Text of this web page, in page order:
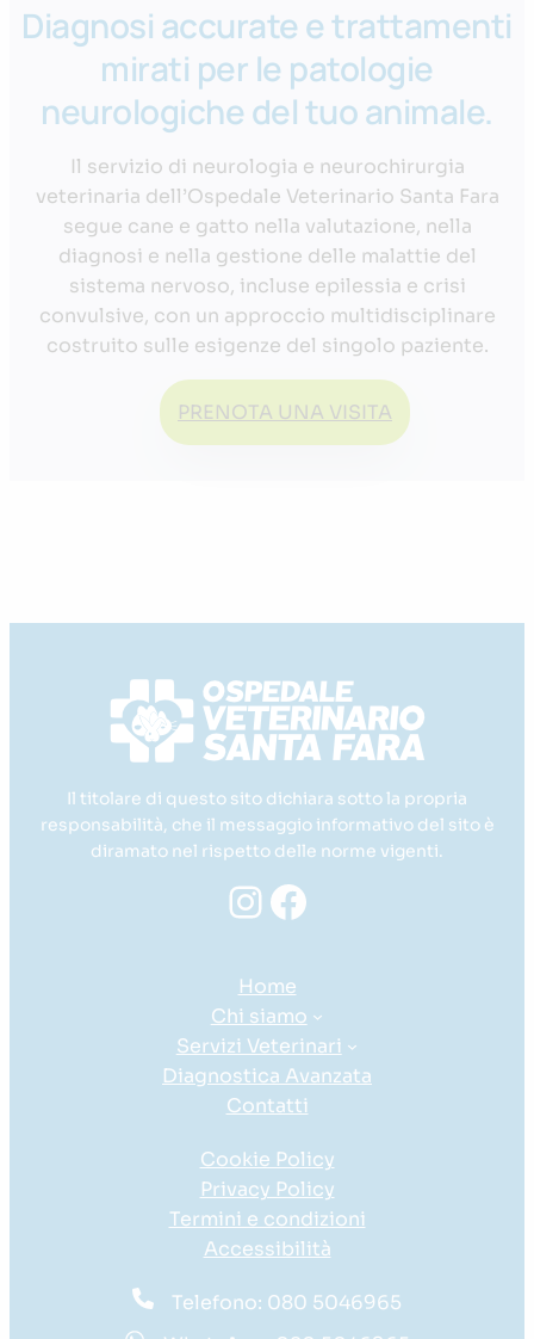
Diagnosi accurate e trattamenti
mirati per le patologie
neurologiche del tuo animale.
Il servizio di neurologia e neurochirurgia
veterinaria dell’Ospedale Veterinario Santa Fara
segue cane e gatto nella valutazione, nella
diagnosi e nella gestione delle malattie del
sistema nervoso, incluse epilessia e crisi
convulsive, con un approccio multidisciplinare
costruito sulle esigenze del singolo paziente.
PRENOTA UNA VISITA
Il titolare di questo sito dichiara sotto la propria
responsabilità, che il messaggio informativo del sito è
diramato nel rispetto delle norme vigenti.
Instagram
Facebook
Home
Chi siamo
Servizi Veterinari
Diagnostica Avanzata
Contatti
Cookie Policy
Privacy Policy
Termini e condizioni
Accessibilità
Telefono: 080 5046965